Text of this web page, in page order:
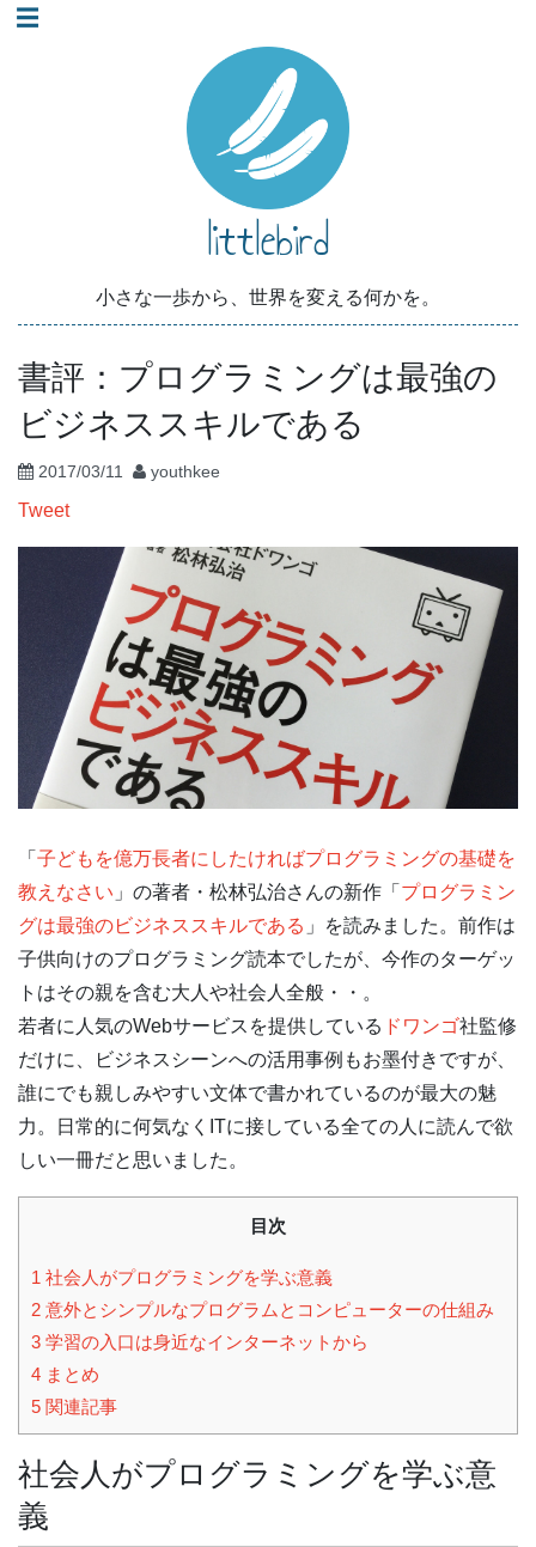
コ☰
littlebird
小さな一歩から、世界を変える何かを。
書評：プログラミングは最強の
ビジネススキルである
2017/03/11 youthkee
Tweet
「 子どもを億万長者にしたければプログラミングの基礎を
教えなさい 」の著者・松林弘治さんの新作「 プログラミン
グは最強のビジネススキルである 」を読みました。前作は
子供向けのプログラミング読本でしたが、今作のターゲッ
トはその親を含む大人や社会人全般・・。
若者に人気のWebサービスを提供している ドワンゴ社監修
だけに、ビジネスシーンへの活用事例もお墨付きですが、
誰にでも親しみやすい文体で書かれているのが最大の魅
力。日常的に何気なくITに接している全ての人に読んで欲
しい一冊だと思いました。
目次
1 社会人がプログラミングを学ぶ意義
2 意外とシンプルなプログラムとコンピューターの仕組み
3 学習の入口は身近なインターネットから
4 まとめ
5 関連記事
社会人がプログラミングを学ぶ意
義